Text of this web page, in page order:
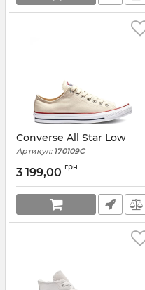
Converse All Star Low
Артикул: 170109C
3 199,00 грн